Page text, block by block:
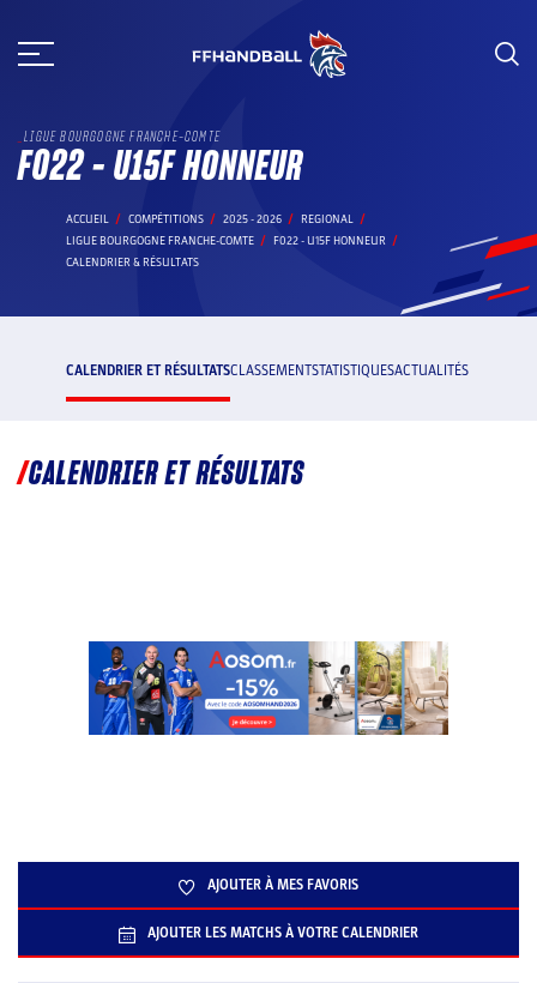
au
LIGUE BOURGOGNE FRANCHE-COMTE
F022 - U15F HONNEUR
ACCUEIL COMPÉTITIONS 2025 - 2026
REGIONAL
LIGUE BOURGOGNE FRANCHE-COMTE
F022 - U15F HONNEUR
CALENDRIER & RÉSULTATS
CALENDRIER ET RÉSULTATSCLASSEMENTSTATISTIQUESACTUALITÉS
CALENDRIER ET RÉSULTATS
AJOUTER À MES FAVORIS
AJOUTER LES MATCHS À VOTRE CALENDRIER